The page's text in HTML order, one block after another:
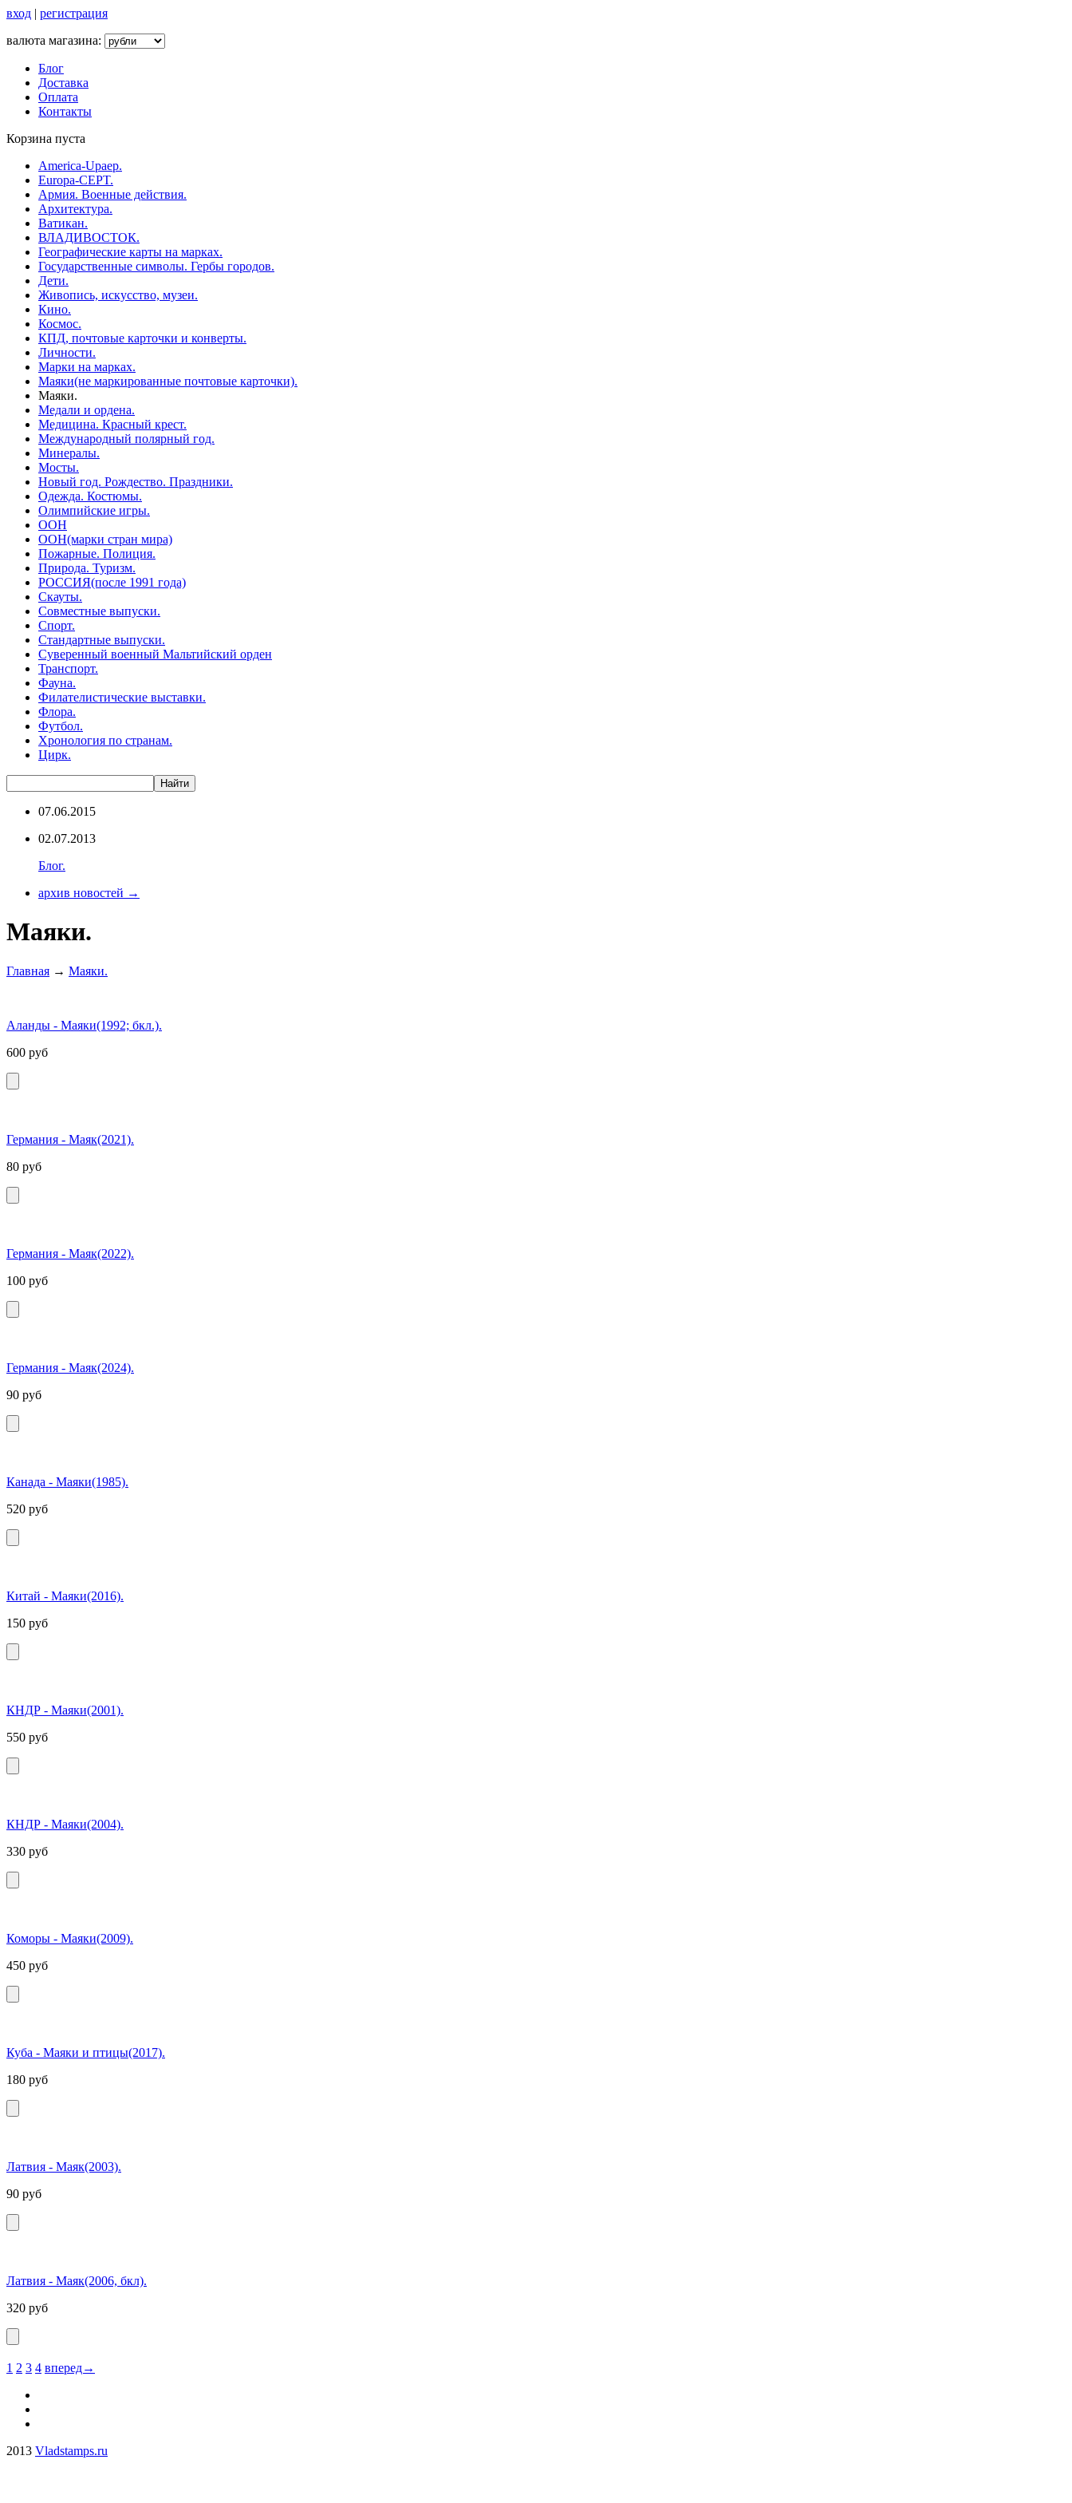
вход | регистрация
валюта магазина:
Блог
Доставка
Оплата
Контакты
Корзина пуста
America-Upaep.
Europa-CEPT.
Армия. Военные действия.
Архитектура.
Ватикан.
ВЛАДИВОСТОК.
Географические карты на марках.
Государственные символы. Гербы городов.
Дети.
Живопись, искусство, музеи.
Кино.
Космос.
КПД, почтовые карточки и конверты.
Личности.
Марки на марках.
Маяки(не маркированные почтовые карточки).
Маяки.
Медали и ордена.
Медицина. Красный крест.
Международный полярный год.
Минералы.
Мосты.
Новый год. Рождество. Праздники.
Одежда. Костюмы.
Олимпийские игры.
ООН
ООН(марки стран мира)
Пожарные. Полиция.
Природа. Туризм.
РОССИЯ(после 1991 года)
Скауты.
Совместные выпуски.
Спорт.
Стандартные выпуски.
Суверенный военный Мальтийский орден
Транспорт.
Фауна.
Филателистические выставки.
Флора.
Футбол.
Хронология по странам.
Цирк.
07.06.2015
02.07.2013
Блог.
архив новостей →
Маяки.
Главная → Маяки.
Аланды - Маяки(1992; бкл.).
600 руб
Германия - Маяк(2021).
80 руб
Германия - Маяк(2022).
100 руб
Германия - Маяк(2024).
90 руб
Канада - Маяки(1985).
520 руб
Китай - Маяки(2016).
150 руб
КНДР - Маяки(2001).
550 руб
КНДР - Маяки(2004).
330 руб
Коморы - Маяки(2009).
450 руб
Куба - Маяки и птицы(2017).
180 руб
Латвия - Маяк(2003).
90 руб
Латвия - Маяк(2006, бкл).
320 руб
1 2 3 4 вперед→
2013 Vladstamps.ru